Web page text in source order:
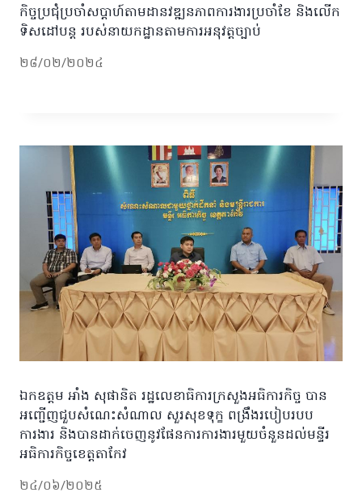
កិច្ចប្រជុំប្រចាំសប្តាហ៍តាមដានវឌ្ឍនភាពការងារប្រចាំខែ និងលើក
ទិសដៅបន្ត របស់នាយកដ្ឋានតាមការអនុវត្តច្បាប់
២៨/០២/២០២៤
ឯកឧត្តម អាំង សុផានិត រដ្ឋលេខាធិការក្រសួងអធិការកិច្ច បាន
អញ្ជើញជួបសំណេះសំណាល សួរសុខទុក្ខ ពង្រឹងរបៀបរបប
ការងារ និងបានដាក់ចេញនូវផែនការការងារមួយចំនួនដល់មន្ទីរ
អធិការកិច្ចខេត្តតាកែវ
២៤/០៦/២០២៥